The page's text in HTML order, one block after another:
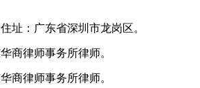
址：广东省深圳市龙岗区。
商律师事务所律师。
商律师事务所律师。